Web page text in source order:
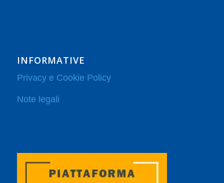
INFORMATIVE
Privacy e Cookie Policy
Note legali